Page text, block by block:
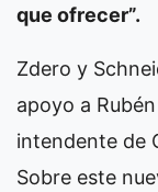
que ofrecer”.
Zdero y
apoyo a
intendente de
Sobre este